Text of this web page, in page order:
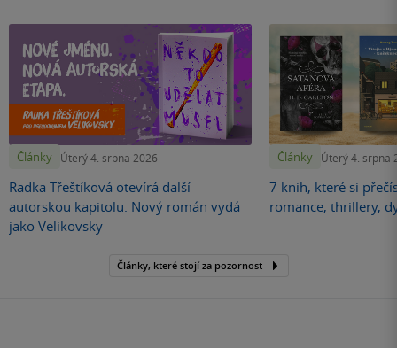
Články Úterý 4. srpna 2026
Radka Třeštíková otevírá další
autorskou kapitolu. Nový román vydá
jako Velikovsky
Články Úterý 4. srpna
7 knih, které si
romance, thrillery,
Články, které stojí za pozornost